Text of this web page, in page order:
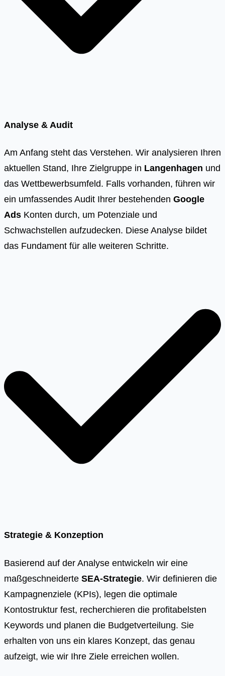
Analyse & Audit
Am Anfang steht das Verstehen. Wir analysieren Ihren
aktuellen Stand, Ihre Zielgruppe in Langenhagen und
das Wettbewerbsumfeld. Falls vorhanden, führen wir
ein umfassendes Audit Ihrer bestehenden Google
Ads Konten durch, um Potenziale und
Schwachstellen aufzudecken. Diese Analyse bildet
das Fundament für alle weiteren Schritte.
Strategie & Konzeption
Basierend auf der Analyse entwickeln wir eine
maßgeschneiderte SEA-Strategie. Wir definieren die
Kampagnenziele (KPIs), legen die optimale
Kontostruktur fest, recherchieren die profitabelsten
Keywords und planen die Budgetverteilung. Sie
erhalten von uns ein klares Konzept, das genau
aufzeigt, wie wir Ihre Ziele erreichen wollen.